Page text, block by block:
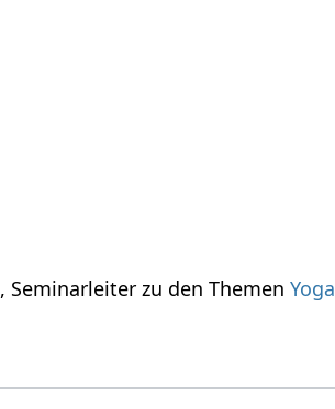
, Seminarleiter zu den ThemenYoga